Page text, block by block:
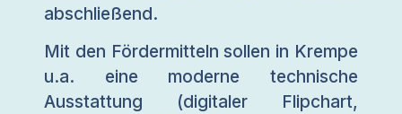
abschließend.
Mit den Fördermitteln sollen in Krempe
u.a. eine moderne technische
Ausstattung (digitaler Flipchart,